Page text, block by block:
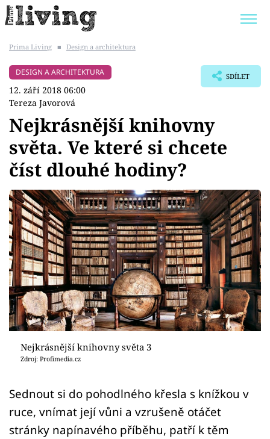
BYDLENÍ SLAVNÝCH
ZAHRADA
Témata
Bydlení
Zahrada
Design
Sledujte prima+
Přihlášení
Sledujte nás
Prima Living ■ Design a architektura
DESIGN A ARCHITEKTURA
12. září 2018 06:00
Tereza Javorová
SDÍLET
Nejkrásnější knihovny
světa. Ve které si chcete
číst dlouhé hodiny?
Nejkrásnější knihovny světa 3
Zdroj: Profimedia.cz
Sednout si do pohodlného křesla s knížkou v
ruce, vnímat její vůni a vzrušeně otáčet
stránky napínavého příběhu, patří k těm